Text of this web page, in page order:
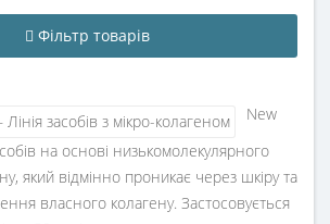
Фільтр товарів
New
на основі низькомолекулярного
який відмінно проникає через шкіру та
власного колагену. Застосовується